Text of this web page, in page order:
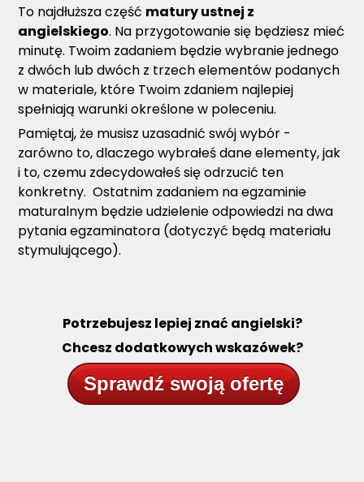
To najdłuższa część matury ustnej z
angielskiego. Na przygotowanie się będziesz mieć
minutę. Twoim zadaniem będzie wybranie jednego
z dwóch lub dwóch z trzech elementów podanych
w materiale, które Twoim zdaniem najlepiej
spełniają warunki określone w poleceniu.
Pamiętaj, że musisz uzasadnić swój wybór -
zarówno to, dlaczego wybrałeś dane elementy, jak
i to, czemu zdecydowałeś się odrzucić ten
konkretny. Ostatnim zadaniem na egzaminie
maturalnym będzie udzielenie odpowiedzi na dwa
pytania egzaminatora (dotyczyć będą materiału
stymulującego).
Potrzebujesz lepiej znać angielski?
Chcesz dodatkowych wskazówek?
Sprawdź swoją ofertę